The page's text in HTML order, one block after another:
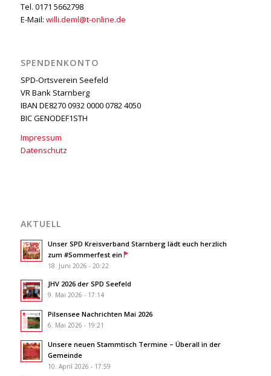
Tel. 0171 5662798
E-Mail: willi.deml@t-online.de
SPENDENKONTO
SPD-Ortsverein Seefeld
VR Bank Starnberg
IBAN DE8270 0932 0000 0782 4050
BIC GENODEF1STH
Impressum
Datenschutz
AKTUELL
Unser SPD Kreisverband Starnberg lädt euch herzlich
zum #Sommerfest ein
18. Juni 2026 - 20:22
JHV 2026 der SPD Seefeld
9. Mai 2026 - 17:14
Pilsensee Nachrichten Mai 2026
6. Mai 2026 - 19:21
Unsere neuen Stammtisch Termine – Überall in der
Gemeinde
10. April 2026 - 17:59